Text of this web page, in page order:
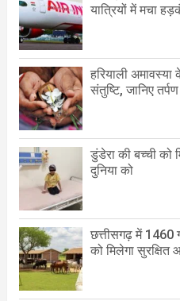
यात्रियों में मचा
हरियाली अमावस्या
संतुष्टि, जानिए
डुंडेरा की बच्ची को
दुनिया को
छत्तीसगढ़ में 1460
को मिलेगा सुरक्षित